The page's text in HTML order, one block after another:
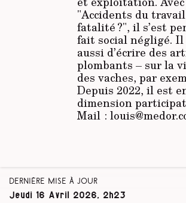
"Accidents du
fatalité ?", il s’est
fait social négligé.
aussi d’écrire des
plombants – sur la
des vaches, par
Depuis 2022, il est
dimension
Mail :
Dernière mise à jour
Jeudi 16 Avril 2026, 2h23